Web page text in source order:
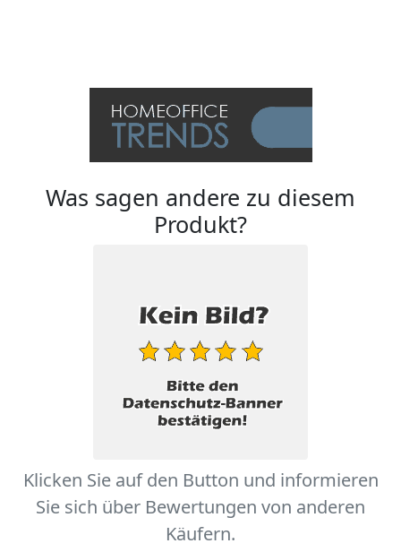
Was sagen andere zu diesem
Produkt?
Klicken Sie auf den Button und informieren
Sie sich über Bewertungen von anderen
Käufern.